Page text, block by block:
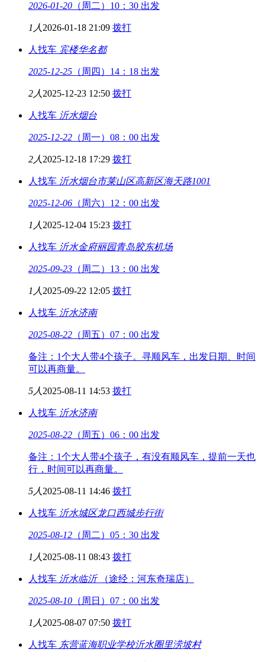
2026-01-20 （周二）10：30 出发
1人 2026-01-18 21:09 拨打
人找车 宾楼华名都
2025-12-25 （周四）14：18 出发
2人 2025-12-23 12:50 拨打
人找车 沂水烟台
2025-12-22 （周一）08：00 出发
2人 2025-12-18 17:29 拨打
人找车 沂水烟台市莱山区高新区海天路1001
2025-12-06 （周六）12：00 出发
1人 2025-12-04 15:23 拨打
人找车 沂水金府丽园青岛胶东机场
2025-09-23 （周二）13：00 出发
1人 2025-09-22 12:05 拨打
人找车 沂水济南
2025-08-22 （周五）07：00 出发
备注：1个大人带4个孩子。寻顺风车，出发日期、时间
可以再商量。
5人 2025-08-11 14:53 拨打
人找车 沂水济南
2025-08-22 （周五）06：00 出发
备注：1个大人带4个孩子，有没有顺风车，提前一天也
行，时间可以再商量。
5人 2025-08-11 14:46 拨打
人找车 沂水城区龙口西城步行街
2025-08-12 （周二）05：30 出发
1人 2025-08-11 08:43 拨打
人找车 沂水临沂 （途经：河东奇瑞店）
2025-08-10 （周日）07：00 出发
1人 2025-08-07 07:50 拨打
人找车 东营蓝海职业学校沂水圈里涝坡村